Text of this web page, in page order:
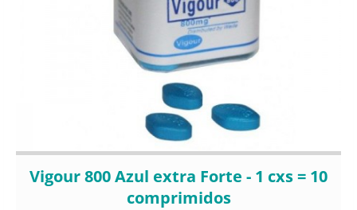
Vigour 800 Azul extra Forte - 1 cxs = 10
comprimidos